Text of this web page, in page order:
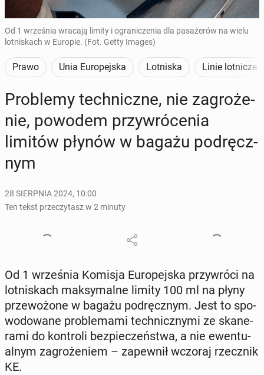
Od 1 września wracają limity i ograniczenia dla pasażerów na wielu
lotniskach w Europie. (Fot. Getty Images)
Prawo Unia Europejska Lotniska Linie lotnicze
Pro­ble­my tech­nicz­ne, nie za­gro­że­
nie, powodem przy­wró­ce­nia
limitów płynów w bagażu pod­ręcz­
nym
28 SIERPNIA 2024, 10:00
Ten tekst przeczytasz w 2 minuty
Od 1 wrze­śnia Komisja Eu­ro­pej­ska przy­wró­ci na
lot­ni­skach mak­sy­mal­ne limity 100 ml na płyny
prze­wo­żo­ne w bagażu pod­ręcz­nym. Jest to spo­
wo­do­wa­ne pro­ble­ma­mi tech­nicz­ny­mi ze ska­ne­
ra­mi do kon­tro­li bez­pie­czeń­stwa, a nie ewen­tu­
al­nym za­gro­że­niem – za­pew­nił wczoraj rzecz­nik
KE.